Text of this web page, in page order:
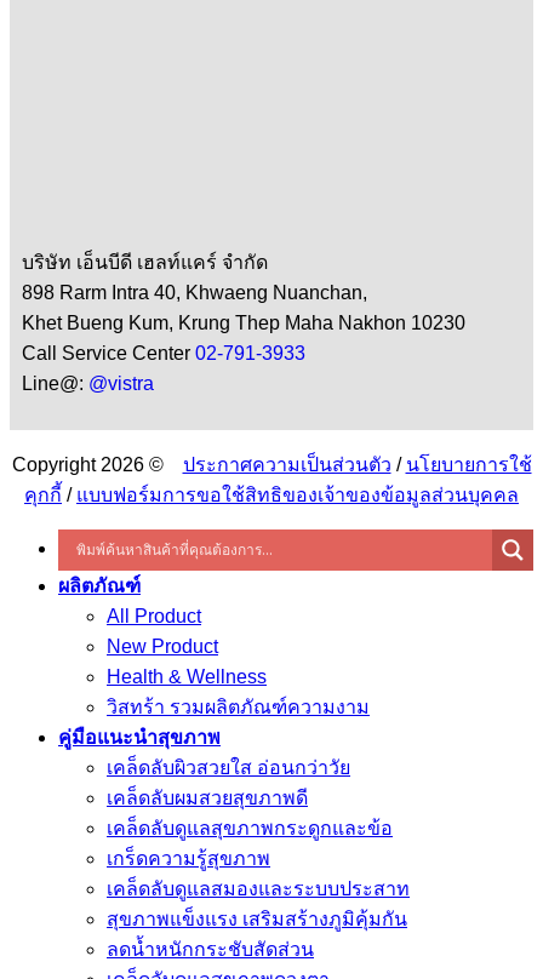
บริษัท เอ็นบีดี เฮลท์แคร์ จำกัด
898 Rarm Intra 40, Khwaeng Nuanchan,
Khet Bueng Kum, Krung Thep Maha Nakhon 10230
Call Service Center 02-791-3933
Line@: @vistra
Copyright 2026 © ประกาศความเป็นส่วนตัว / นโยบายการใช้
คุกกี้ / แบบฟอร์มการขอใช้สิทธิของเจ้าของข้อมูลส่วนบุคคล
ผลิตภัณฑ์
All Product
New Product
Health & Wellness
วิสทร้า รวมผลิตภัณฑ์ความงาม
คู่มือแนะนำสุขภาพ
เคล็ดลับผิวสวยใส อ่อนกว่าวัย
เคล็ดลับผมสวยสุขภาพดี
เคล็ดลับดูแลสุขภาพกระดูกและข้อ
เกร็ดความรู้สุขภาพ
เคล็ดลับดูแลสมองและระบบประสาท
สุขภาพแข็งแรง เสริมสร้างภูมิคุ้มกัน
ลดน้ำหนักกระชับสัดส่วน